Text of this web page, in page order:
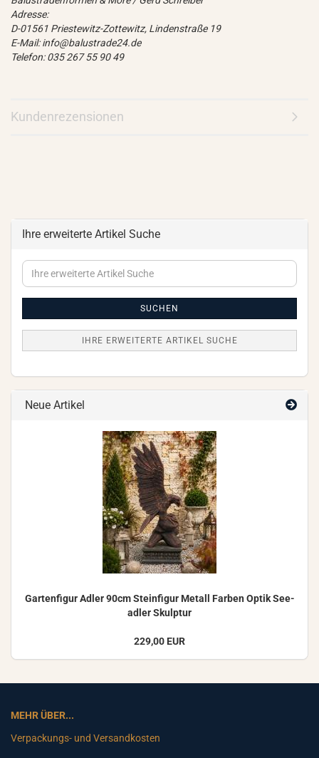
Adresse:
D-01561 Priestewitz-Zottewitz, Lindenstraße 19
E-Mail: info@balustrade24.de
Telefon: 035 267 55 90 49
Kundenrezensionen
Ihre erweiterte Artikel Suche
Ihre
erweiterte
SUCHEN
IHRE ERWEITERTE ARTIKEL SUCHE
Neue Artikel
Gar­ten­fi­gur Adler 90cm Stein­fi­gur Me­tall Far­ben Optik See­
ad­ler Skulp­tur
229,00 EUR
MEHR ÜBER...
Verpackungs- und Versandkosten